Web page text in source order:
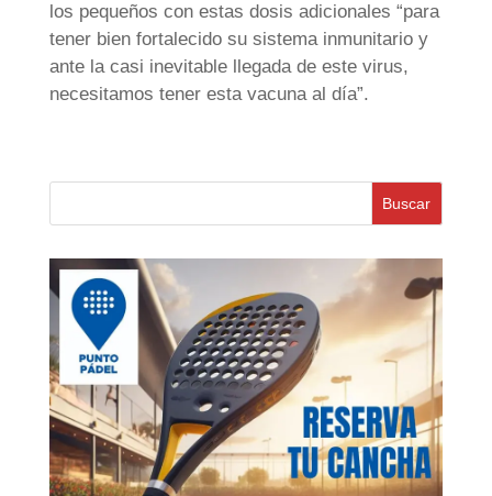
los pequeños con estas dosis adicionales “para
tener bien fortalecido su sistema inmunitario y
ante la casi inevitable llegada de este virus,
necesitamos tener esta vacuna al día”.
Buscar